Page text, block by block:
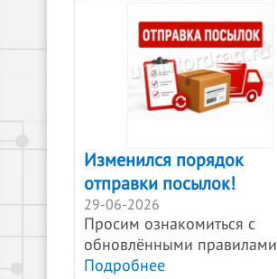
Изменился порядок
отправки посылок!
29-06-2026
Просим ознакомиться с
обновлёнными правилами
Подробнее